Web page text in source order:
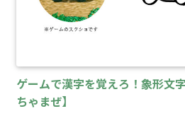
ゲームで漢字を覚えろ！象形文
ちゃまぜ】